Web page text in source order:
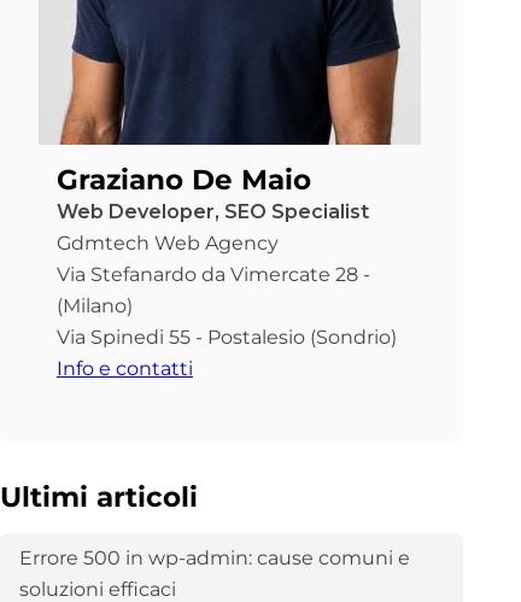
Graziano De Maio
Web Developer, SEO Specialist
Gdmtech Web Agency
Via Stefanardo da Vimercate 28 -
(Milano)
Via Spinedi 55 - Postalesio (Sondrio)
Info e contatti
Ultimi articoli
Errore 500 in wp-admin: cause comuni e
soluzioni efficaci